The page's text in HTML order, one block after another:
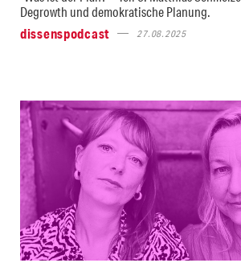
Degrowth und demokratische Planung.
dissenspodcast
27.08.2025